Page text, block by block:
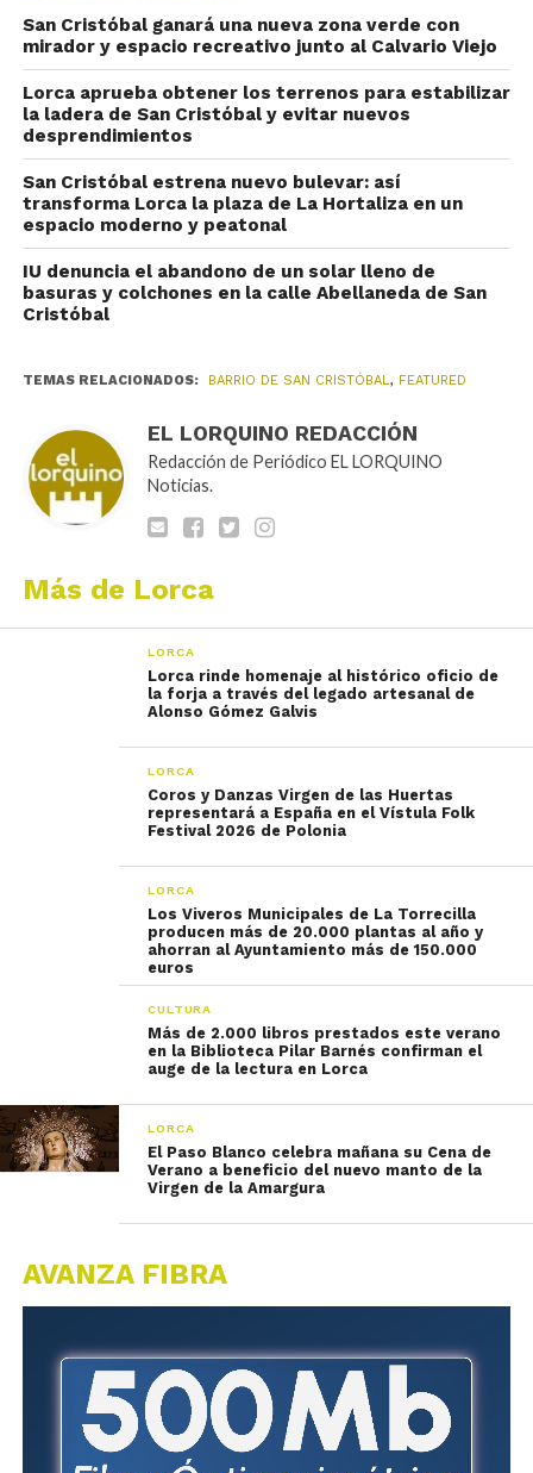
San Cristóbal ganará una nueva zona verde con
mirador y espacio recreativo junto al Calvario Viejo
Lorca aprueba obtener los terrenos para estabilizar
la ladera de San Cristóbal y evitar nuevos
desprendimientos
San Cristóbal estrena nuevo bulevar: así
transforma Lorca la plaza de La Hortaliza en un
espacio moderno y peatonal
IU denuncia el abandono de un solar lleno de
basuras y colchones en la calle Abellaneda de San
Cristóbal
TEMAS RELACIONADOS: BARRIO DE SAN CRISTÓBAL, FEATURED
EL LORQUINO REDACCIÓN
Redacción de Periódico EL LORQUINO
Noticias.
Más de Lorca
LORCA
Lorca rinde homenaje al histórico oficio de
la forja a través del legado artesanal de
Alonso Gómez Galvis
LORCA
Coros y Danzas Virgen de las Huertas
representará a España en el Vístula Folk
Festival 2026 de Polonia
LORCA
Los Viveros Municipales de La Torrecilla
producen más de 20.000 plantas al año y
ahorran al Ayuntamiento más de 150.000
euros
CULTURA
Más de 2.000 libros prestados este verano
en la Biblioteca Pilar Barnés confirman el
auge de la lectura en Lorca
LORCA
El Paso Blanco celebra mañana su Cena de
Verano a beneficio del nuevo manto de la
Virgen de la Amargura
AVANZA FIBRA